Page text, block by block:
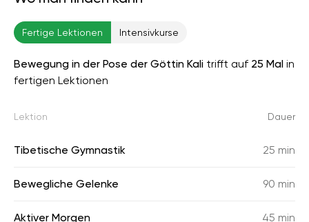
Fertige Lektionen Intensivkurse
Bewegung in der Pose der Göttin Kali trifft auf 25 Mal in
fertigen Lektionen
Lektion Dauer
Tibetische Gymnastik 25 min
Bewegliche Gelenke 90 min
Aktiver Morgen 45 min